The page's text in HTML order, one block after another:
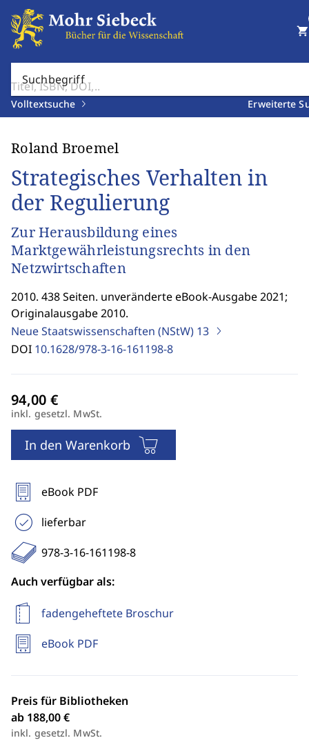
Suchbegriff
Volltextsuche Erweiterte
shopping_cart
Roland Broemel
Strategisches Verhalten in
der Regulierung
Zur Herausbildung eines
Marktgewährleistungsrechts in den
Netzwirtschaften
2010. 438 Seiten. unveränderte eBook-Ausgabe 2021;
Originalausgabe 2010.
Neue Staatswissenschaften (NStW) 13
DOI 10.1628/978-3-16-161198-8
inkl. gesetzl. MwSt.
In den Warenkorb
eBook PDF
lieferbar
978-3-16-161198-8
Auch verfügbar als:
fadengeheftete Broschur
eBook PDF
Preis für Bibliotheken
ab 188,00 €
inkl. gesetzl. MwSt.